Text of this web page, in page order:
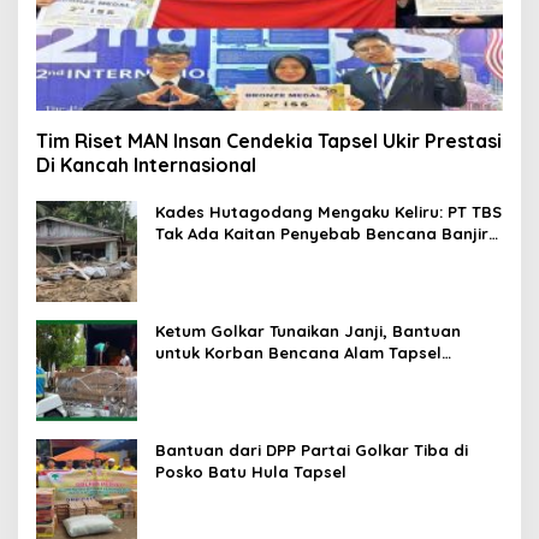
Tim Riset MAN Insan Cendekia Tapsel Ukir Prestasi
Di Kancah Internasional
Kades Hutagodang Mengaku Keliru: PT TBS
Tak Ada Kaitan Penyebab Bencana Banjir
Ketum Golkar Tunaikan Janji, Bantuan
untuk Korban Bencana Alam Tapsel
Bantuan dari DPP Partai Golkar Tiba di
Posko Batu Hula Tapsel